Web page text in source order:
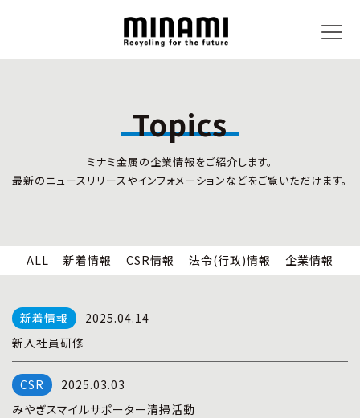
CSR情報
企業情報
全国事業所紹介
事業内容
リサイクルサービス
小型家電リサイクル法
全国の回収対応
Topics
ミナミ金属の企業情報をご紹介します。
最新のニュースリリースやインフォメーションなどをご覧いただけます。
ALL 新着情報 CSR情報 法令(行政)情報 企業情報
2025.04.14
新入社員研修
2025.03.03
みやぎスマイルサポーター清掃活動